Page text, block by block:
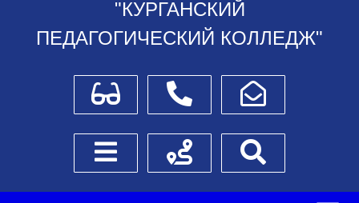
"КУРГАНСКИЙ
ПЕДАГОГИЧЕСКИЙ КОЛЛЕДЖ"
Для слабовидящихТелефоныНаписать обращение
Боковое менюСхема проезда